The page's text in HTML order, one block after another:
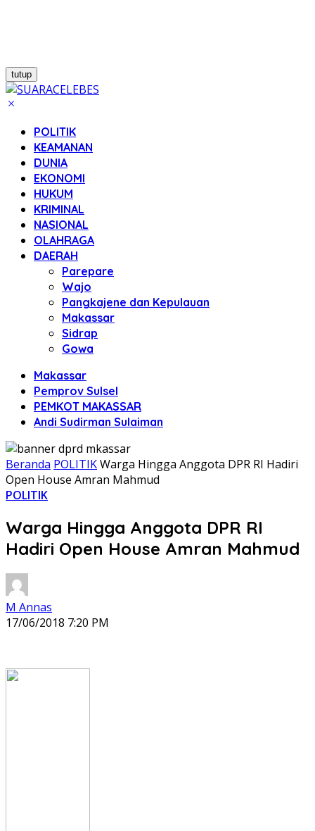
tutup
POLITIK
KEAMANAN
DUNIA
EKONOMI
HUKUM
KRIMINAL
NASIONAL
OLAHRAGA
DAERAH
Parepare
Wajo
Pangkajene dan Kepulauan
Makassar
Sidrap
Gowa
Makassar
Pemprov Sulsel
PEMKOT MAKASSAR
Andi Sudirman Sulaiman
Beranda POLITIKWarga Hingga Anggota DPR RI Hadiri
Open House Amran Mahmud
POLITIK
Warga Hingga Anggota DPR RI
Hadiri Open House Amran Mahmud
M Annas
17/06/2018 7:20 PM